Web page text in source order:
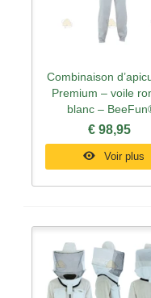
Aperçu rapide
Combinaison
Premium – voile
blanc –
€ 98,95
Voir plus